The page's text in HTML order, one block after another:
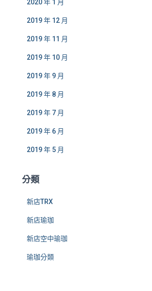
2020 年 1 月
2019 年 12 月
2019 年 11 月
2019 年 10 月
2019 年 9 月
2019 年 8 月
2019 年 7 月
2019 年 6 月
2019 年 5 月
分類
新店TRX
新店瑜珈
新店空中瑜珈
瑜珈分類